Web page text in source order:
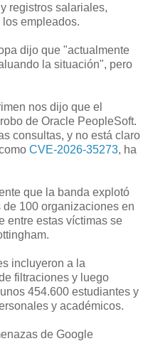
registros salariales,
empleados.
dijo que "actualmente
la situación", pero
nos dijo que el
de Oracle PeopleSoft.
consultas, y no está claro
CVE-2026-35273, ha
que la banda explotó
de 100 organizaciones en
entre estas víctimas se
incluyeron a la
filtraciones y luego
454.600 estudiantes y
y académicos.
de Google